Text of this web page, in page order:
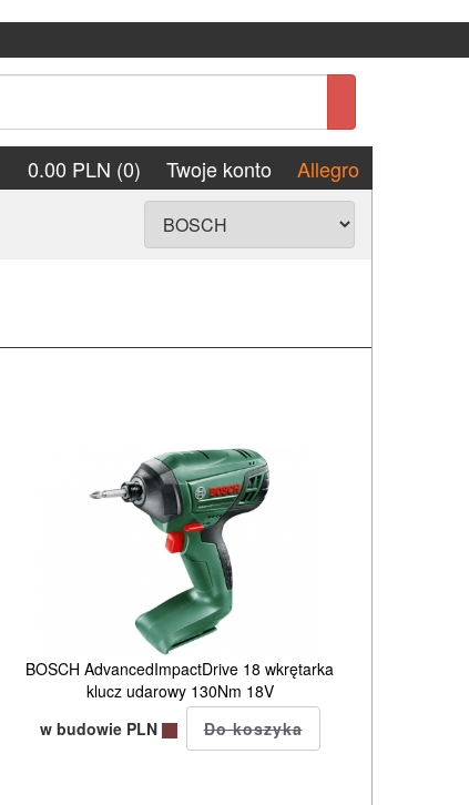
0.00 PLN (0) Twoje konto
Allegro
BOSCH AdvancedImpactDrive 18 wkrętarka
klucz udarowy 130Nm 18V
w budowie PLN